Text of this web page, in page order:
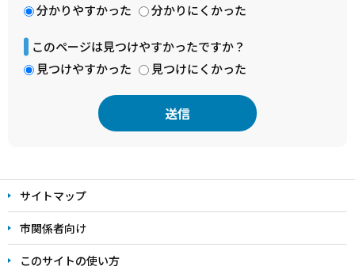
分かりやすかった
分かりにくかった
このページは見つけやすかったですか？
見つけやすかった
見つけにくかった
文
こ
こ
ま
サイトマップ
市関係者向け
このサイトの使い方